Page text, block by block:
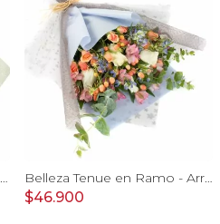
Ángel blanco en Ramo - Rosas blancas y Astromelias Belleza Tenue en Ramo - Arreglo de rosas blancas, delfinium azul, astromelias y eucaliptus
$46.900